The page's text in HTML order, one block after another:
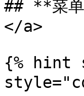
## **菜
</a>
{% hint